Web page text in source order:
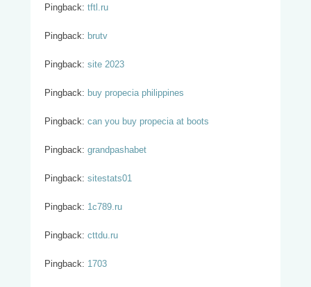
Pingback: tftl.ru
Pingback: brutv
Pingback: site 2023
Pingback: buy propecia philippines
Pingback: can you buy propecia at boots
Pingback: grandpashabet
Pingback: sitestats01
Pingback: 1c789.ru
Pingback: cttdu.ru
Pingback: 1703